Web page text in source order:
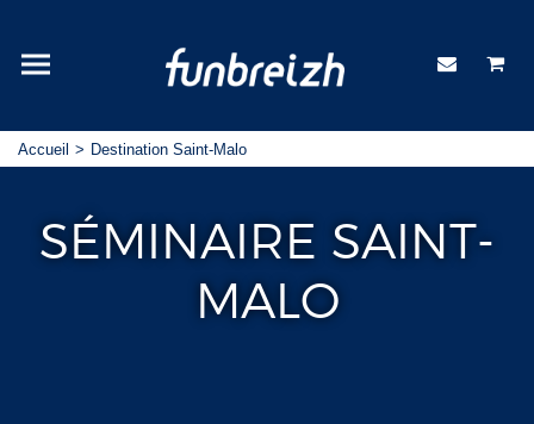
Accueil Destination Saint-Malo
SÉMINAIRE SAINT-
MALO